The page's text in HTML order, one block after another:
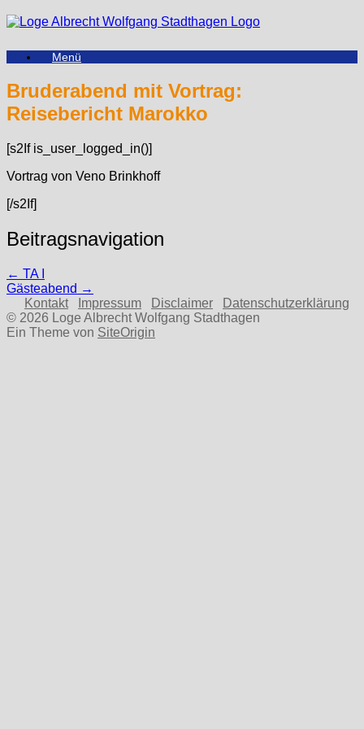
Zum
Inhalt
Menü
Bruderabend mit Vortrag:
Reisebericht Marokko
[s2If is_user_logged_in()]
Vortrag von Veno Brinkhoff
[/s2If]
Beitragsnavigation
← TA I
Gästeabend →
Kontakt
Impressum Disclaimer
Datenschutzerklärung
© 2026 Loge Albrecht Wolfgang Stadthagen
Ein Theme von SiteOrigin